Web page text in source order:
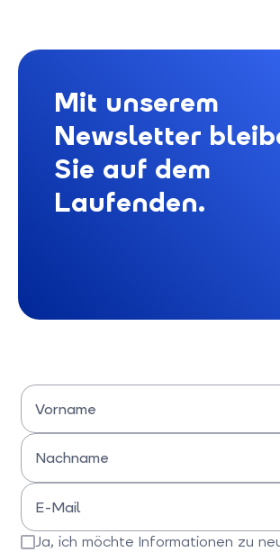
Mit unserem
Newsletter
Sie auf dem
Laufenden.
Vorname
Bitte Vornamen eingeben
Nachname
Bitte Nachname eingeben
E-Mail
Bitte E-Mail-Adresse eingeben
Ja, ich möchte Informationen zu